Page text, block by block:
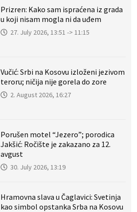
Prizren: Kako sam ispraćena iz grada
u koji nisam mogla ni da uđem
27. July 2026, 13:51 -> 11:15
Vučić: Srbi na Kosovu izloženi jezivom
teroru; ničija nije gorela do zore
2. August 2026, 16:27
Porušen motel “Jezero”; porodica
Jakšić: Ročište je zakazano za 12.
avgust
30. July 2026, 13:19
Hramovna slava u Čaglavici: Svetinja
kao simbol opstanka Srba na Kosovu